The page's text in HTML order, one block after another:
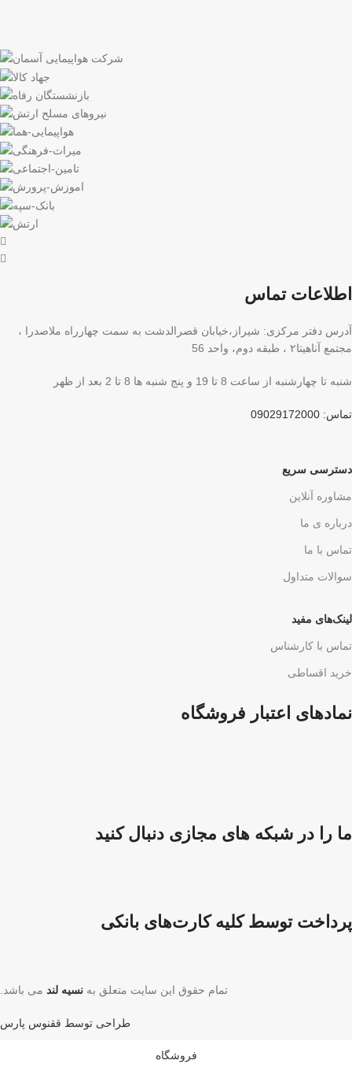
اطلاعات تماس
آدرس دفتر مرکزی: شیراز،خیابان قصرالدشت به سمت چهارراه ملاصدرا ،
مجتمع آناهیتا۲ ، طبقه دوم، واحد 56
شنبه تا چهارشنبه از ساعت 8 تا 19 و پنج شنبه ها 8 تا 2 بعد از ظهر
تماس: 09029172000
دسترسی سریع
مشاوره آنلاین
درباره ی ما
تماس با ما
سوالات متداول
لینک‌های مفید
تماس با کارشناس
خرید اقساطی
نمادهای اعتبار فروشگاه
ما را در شبکه های مجازی دنبال کنید
پرداخت توسط کلیه کارت‌های بانکی
تمام حقوق این سایت متعلق به نسیه لند می باشد.
طراحی توسط ققنوس پارس
فروشگاه